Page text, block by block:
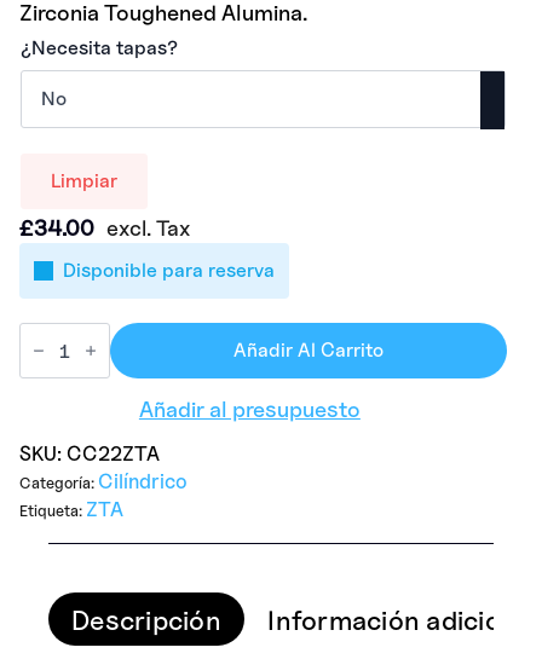
Zirconia Toughened Alumina.
¿Necesita tapas?
Limpiar
£34.00 excl. Tax
Disponible para reserva
Añadir Al Carrito
Añadir al presupuesto
SKU: CC22ZTA
Categoría: Cilíndrico
Etiqueta: ZTA
Descripción Información adicional